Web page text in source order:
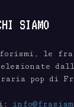
SIAMO
le
pop di